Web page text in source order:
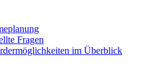
Fragen
im Überblick